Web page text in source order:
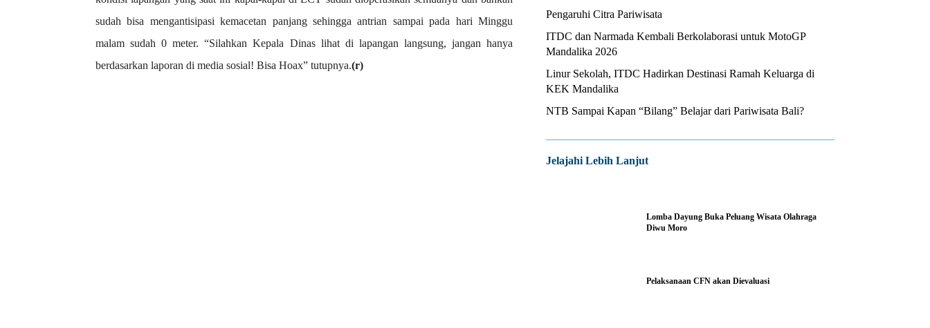
sudah bisa mengantisipasi kemacetan panjang sehingga antrian sampai pada hari Minggu
malam sudah 0 meter. “Silahkan Kepala Dinas lihat di lapangan langsung, jangan hanya
berdasarkan laporan di media sosial! Bisa Hoax” tutupnya.(r)
Pengaruhi Citra Pariwisata
ITDC dan Narmada Kembali Berkolaborasi untuk MotoGP
Mandalika 2026
Linur Sekolah, ITDC Hadirkan Destinasi Ramah Keluarga di
KEK Mandalika
NTB Sampai Kapan “Bilang” Belajar dari Pariwisata Bali?
Jelajahi Lebih Lanjut
Lomba Dayung Buka Peluang Wisata Olahraga
Diwu Moro
Pelaksanaan CFN akan Dievaluasi